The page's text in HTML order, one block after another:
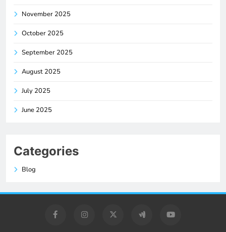
November 2025
October 2025
September 2025
August 2025
July 2025
June 2025
Categories
Blog